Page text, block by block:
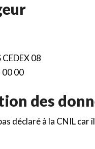
08
00 00
des
déclaré à la CNIL